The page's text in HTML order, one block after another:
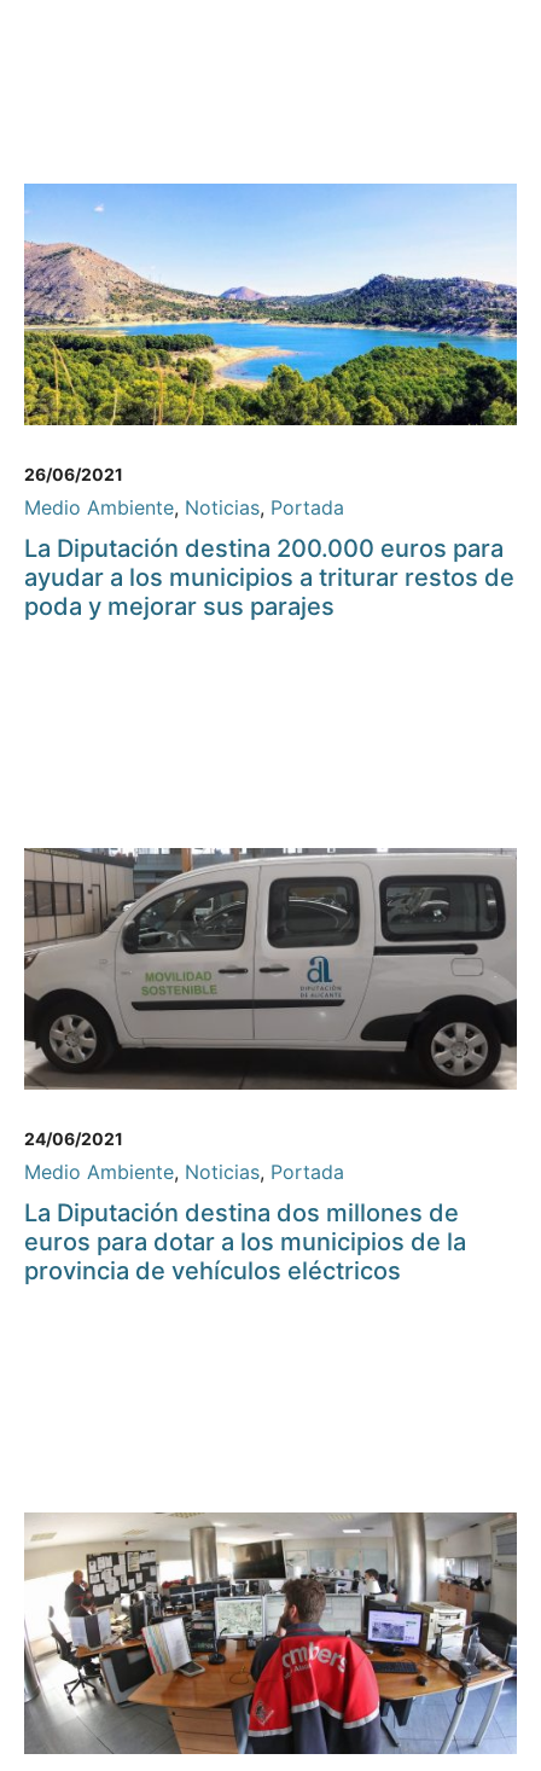
26/06/2021
Medio Ambiente, Noticias, Portada
La Diputación destina 200.000 euros para
ayudar a los municipios a triturar restos de
poda y mejorar sus parajes
24/06/2021
Medio Ambiente, Noticias, Portada
La Diputación destina dos millones de
euros para dotar a los municipios de la
provincia de vehículos eléctricos